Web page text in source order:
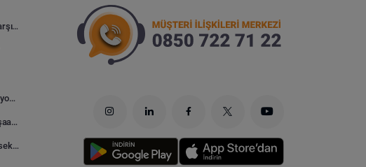
Gazbeton, Tuğla ve Bims Karşılaştırması: Hangisi Daha Avantajlı?
Maden Ocaklarında Operasyonel Verimlilik Nasıl Arttırılır?
Müteahhitler İçin Toptan İnşaat Malzemesi Satın Alma Rehberi
Maden Ocaklarında En Yüksek Gider Kalemleri Nelerdir?